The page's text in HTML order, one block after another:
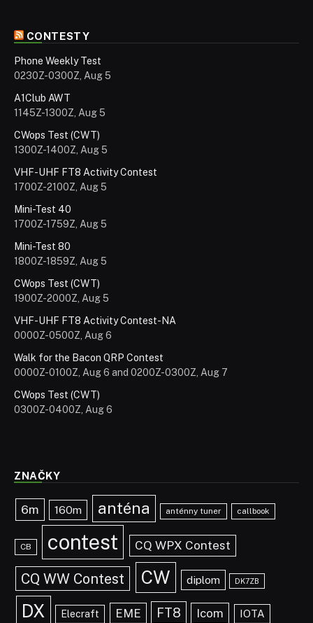
CONTESTY
Phone Weekly Test
0230Z-0300Z, Aug 5
A1Club AWT
1145Z-1300Z, Aug 5
CWops Test (CWT)
1300Z-1400Z, Aug 5
VHF-UHF FT8 Activity Contest
1700Z-2100Z, Aug 5
Mini-Test 40
1700Z-1759Z, Aug 5
Mini-Test 80
1800Z-1859Z, Aug 5
CWops Test (CWT)
1900Z-2000Z, Aug 5
VHF-UHF FT8 Activity Contest-NA
0000Z-0500Z, Aug 6
Walk for the Bacon QRP Contest
0000Z-0100Z, Aug 6 and 0200Z-0300Z, Aug 7
CWops Test (CWT)
0300Z-0400Z, Aug 6
ZNAČKY
6m 160m anténa anténny tuner callbook
CB contest CQ WPX Contest
CQ WW Contest CW diplom DK7ZB
DX Elecraft EME FT8 Icom IOTA